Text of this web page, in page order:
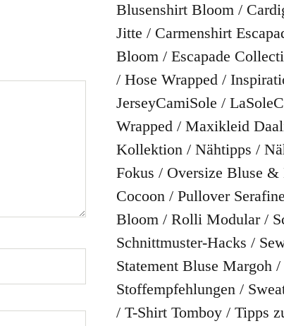
Blusenshirt Bloom
Jitte
Carmenshirt
Bloom
Escapade
Hose Wrapped
JerseyCamiSole
Wrapped
Maxikleid
Kollektion
Nähtipps
Fokus
Oversize Bluse
Cocoon
Pullover Serafine
Bloom
Rolli Modular
Schnittmuster-Hacks
Statement Bluse Margoh
Stoffempfehlungen
T-Shirt Tomboy
Tipps